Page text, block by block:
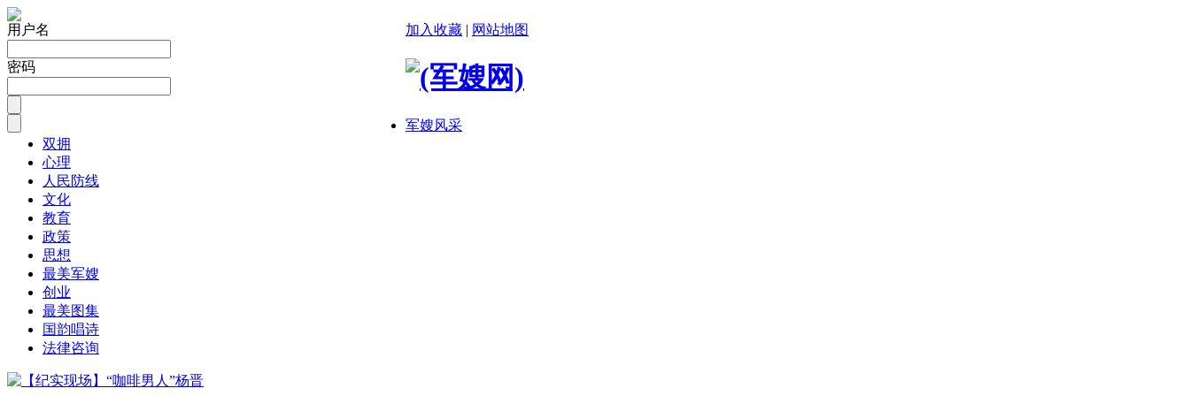
用户名
密码
加入收藏 | 网站地图
军嫂风采
双拥
心理
人民防线
文化
教育
政策
思想
最美军嫂
创业
最美图集
国韵唱诗
法律咨询